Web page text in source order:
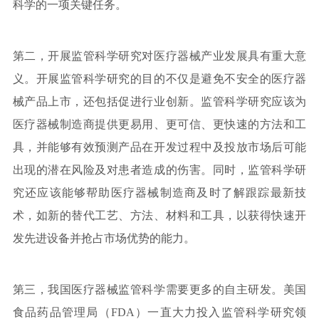
科学的一项关键任务。
第二，开展监管科学研究对医疗器械产业发展具有重大意
义。开展监管科学研究的目的不仅是避免不安全的医疗器
械产品上市，还包括促进行业创新。监管科学研究应该为
医疗器械制造商提供更易用、更可信、更快速的方法和工
具，并能够有效预测产品在开发过程中及投放市场后可能
出现的潜在风险及对患者造成的伤害。同时，监管科学研
究还应该能够帮助医疗器械制造商及时了解跟踪最新技
术，如新的替代工艺、方法、材料和工具，以获得快速开
发先进设备并抢占市场优势的能力。
第三，我国医疗器械监管科学需要更多的自主研发。美国
食品药品管理局（FDA）一直大力投入监管科学研究领